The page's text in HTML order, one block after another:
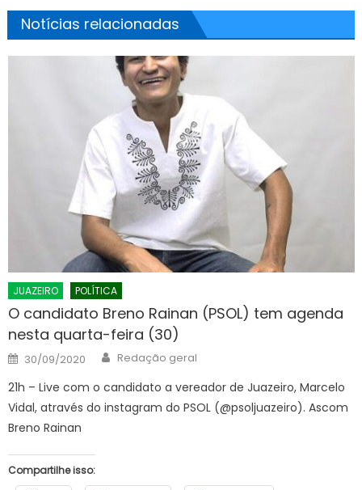
Notícias relacionadas
JUAZEIRO POLÍTICA
O candidato Breno Rainan (PSOL) tem agenda
nesta quarta-feira (30)
Posted
on
30/09/2020 Author
Redação geral
21h – Live com o candidato a vereador de Juazeiro, Marcelo
Vidal, através do instagram do PSOL (@psoljuazeiro). Ascom
Breno Rainan
Compartilhe isso: